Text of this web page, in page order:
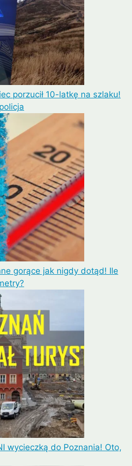
porzucił 10-latkę na szlaku!
gorące jak nigdy dotąd! Ile
wycieczką do Poznania! Oto,